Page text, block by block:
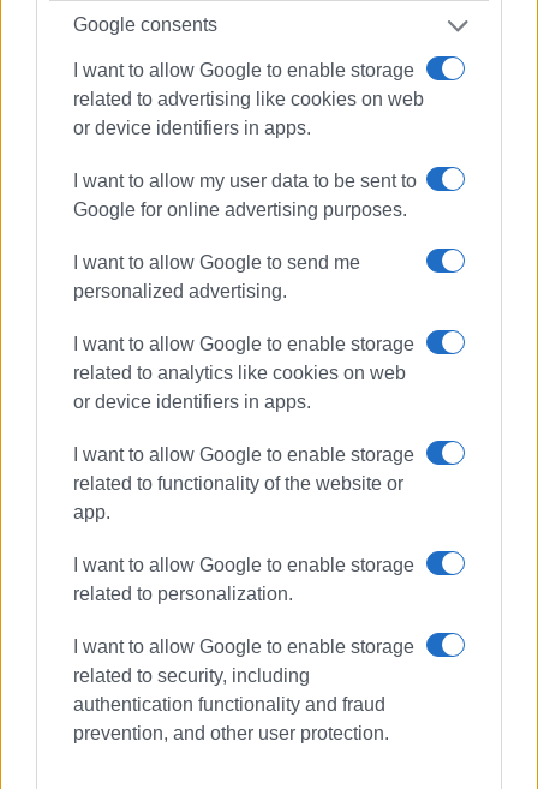
Google consents
I want to allow Google to enable storage
related to advertising like cookies on web
or device identifiers in apps.
I want to allow my user data to be sent to
Google for online advertising purposes.
I want to allow Google to send me
personalized advertising.
I want to allow Google to enable storage
related to analytics like cookies on web
or device identifiers in apps.
I want to allow Google to enable storage
related to functionality of the website or
app.
I want to allow Google to enable storage
related to personalization.
I want to allow Google to enable storage
related to security, including
authentication functionality and fraud
prevention, and other user protection.
μελέτης. Η δυσκολία αυτή εμφανίστηκε αρχές
καλοκαιριού. Ο εργολάβος ενημέρωσε την Περιφέρεια,
εμείς την ΔΕΥΑΚ και αναμένουμε αυτή τη στιγμή να
έχουμε μια εικόνα», ανέφερε στην «Ε» ο κ.
Ορφανουδάκης.
Στο μεταξύ όμως οι κακοκαιρίες του χειμώνα είναι προ
των πυλών και οι κάτοικοι και οι επαγγελματίες
αντιμέτωποι με τα γνωστά πλημμυρικά φαινόμενα.
Ακολουθήστε το enimerosi στοFacebook
Συνδρομητές στο e-paper